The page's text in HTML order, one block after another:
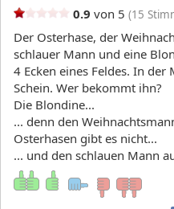
0.9 von 5 (15
Der Osterhase, der
schlauer Mann und eine
4 Ecken eines Feldes. In
Schein. Wer bekommt ihn?
Die Blondine...
... denn den
Osterhasen gibt es nicht...
... und den schlauen Mann